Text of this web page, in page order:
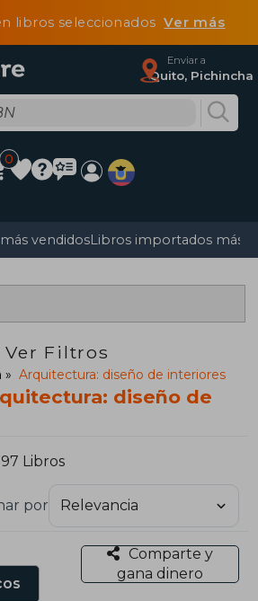
libros seleccionadosVer más
Enviar a
Quito, Pichincha
0
vendidosLibros importados más
Ver Filtros
Arquitectura: diseño de interiores
diseño de
Libros
por
Comparte y
gana dinero